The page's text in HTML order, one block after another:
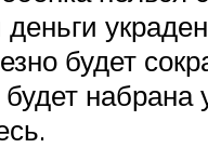
будет
набрана